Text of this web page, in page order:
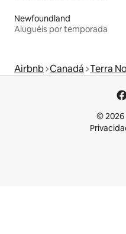
Newfoundland
Aluguéis por temporada
Airbnb Canadá Terra
© 2026